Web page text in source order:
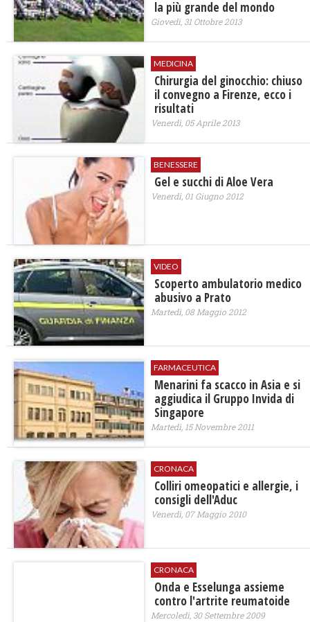
la più grande del mondo
Giovedì, 31 Ottobre 2013
MEDICINA
Chirurgia del ginocchio: chiuso
il convegno a Firenze, ecco i
risultati
Venerdì, 05 Aprile 2013
BENESSERE
Gel e succhi di Aloe Vera
Venerdì, 01 Giugno 2012
VIDEO
Scoperto ambulatorio medico
abusivo a Prato
Martedì, 08 Maggio 2012
FARMACEUTICA
Menarini fa scacco in Asia e si
aggiudica il Gruppo Invida di
Singapore
Martedì, 15 Novembre 2011
CRONACA
Colliri omeopatici e allergie, i
consigli dell'Aduc
Venerdì, 07 Maggio 2010
CRONACA
Onda e Esselunga assieme
contro l'artrite reumatoide
Mercoledì, 30 Settembre 2009